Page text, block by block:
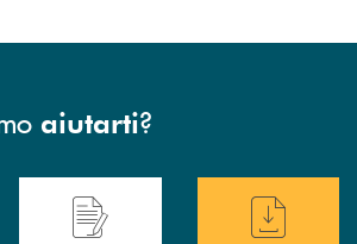
aiutarti?
delle filiali .
Hai bisogno di assistenza immediata?
Hai bisogno di